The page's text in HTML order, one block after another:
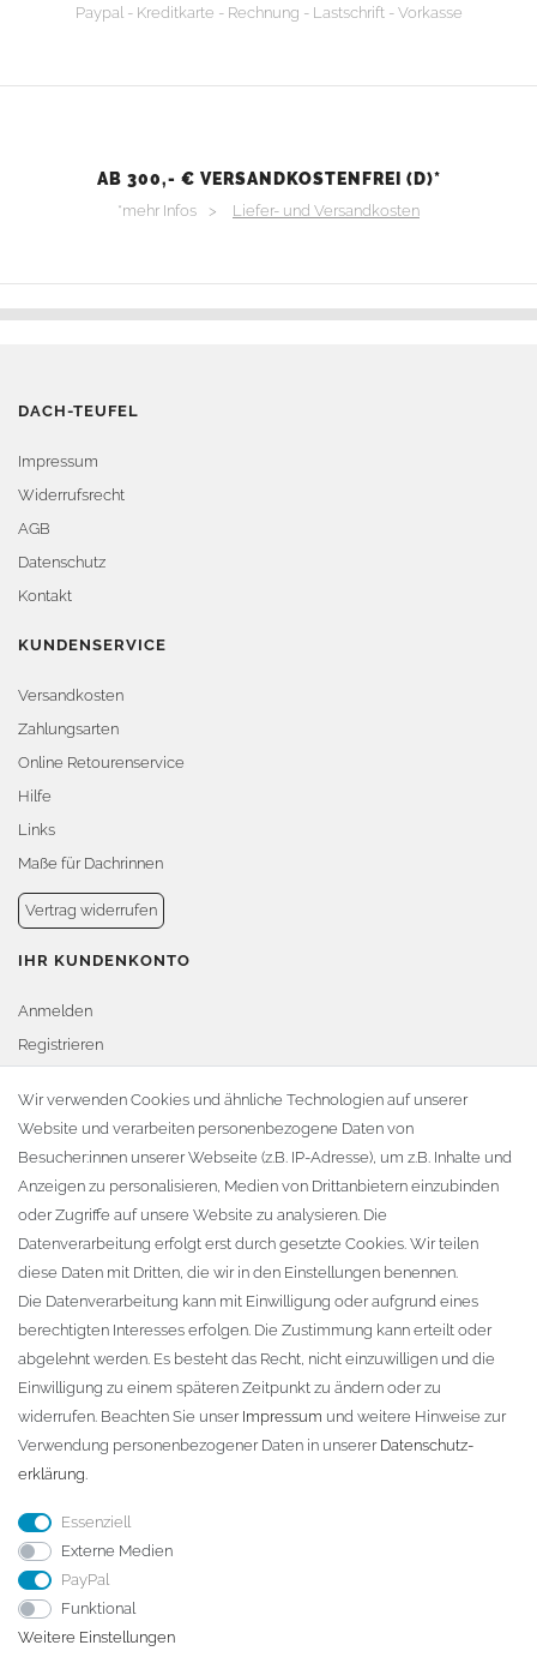
Paypal - Kreditkarte - Rechnung - Lastschrift - Vorkasse
AB 300,- € VERSANDKOSTENFREI (D)*
*mehr Infos > Liefer- und Versandkosten
DACH-TEUFEL
Impressum
Widerrufsrecht
AGB
Datenschutz
Kontakt
KUNDENSERVICE
Versandkosten
Zahlungsarten
Online Retourenservice
Hilfe
Links
Maße für Dachrinnen
Vertrag widerrufen
IHR KUNDENKONTO
Anmelden
Registrieren
Warenkorb
Zur Kasse
KONTAKT
Fa. Steffen Jost
Söbrigener Weg 50
D-01796 Pirna
Telefon:+49 (0)3501 507295
info@dach-teufel.de
Wir verwenden Cookies und ähnliche Technologien auf unserer
Website und verarbeiten personenbezogene Daten von
Besucher:innen unserer Webseite (z.B. IP-Adresse), um z.B. Inhalte und
Anzeigen zu personalisieren, Medien von Drittanbietern einzubinden
oder Zugriffe auf unsere Website zu analysieren. Die
Datenverarbeitung erfolgt erst durch gesetzte Cookies. Wir teilen
diese Daten mit Dritten, die wir in den Einstellungen benennen.
Die Datenverarbeitung kann mit Einwilligung oder aufgrund eines
berechtigten Interesses erfolgen. Die Zustimmung kann erteilt oder
abgelehnt werden. Es besteht das Recht, nicht einzuwilligen und die
Einwilligung zu einem späteren Zeitpunkt zu ändern oder zu
widerrufen. Beachten Sie unser Impressum und weitere Hinweise zur
Verwendung personenbezogener Daten in unserer Daten­schutz­
erklärung.
Essenziell
Externe Medien
PayPal
Funktional
Weitere Einstellungen